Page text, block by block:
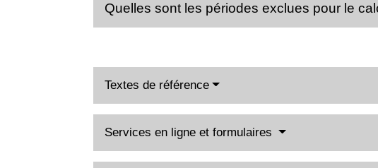
Quelles sont les périodes exclues pour le
Textes de référence
Services en ligne et formulaires